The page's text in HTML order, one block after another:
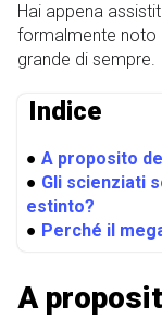
Hai appena
formalmente noto
grande di sempre.
Indice
● A proposito
● Gli scienziati
estinto?
● Perché il
A